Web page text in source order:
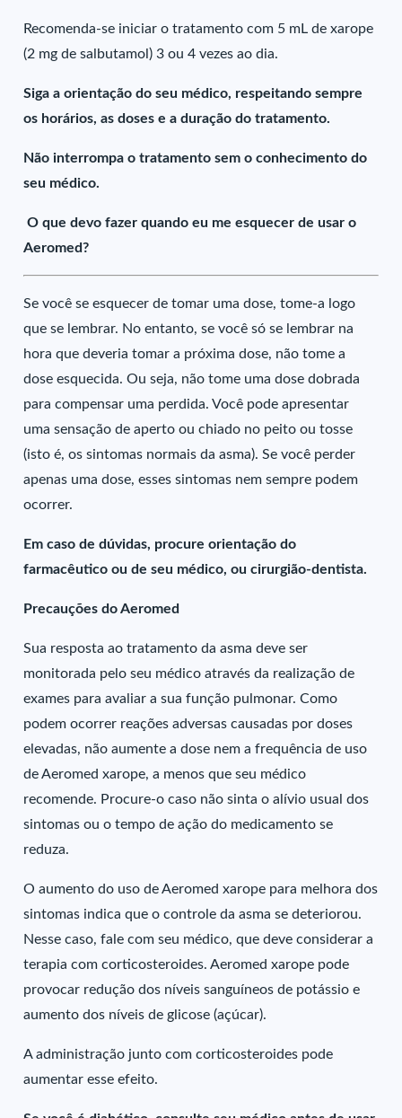
Recomenda-se iniciar o tratamento com 5 mL de xarope
(2 mg de salbutamol) 3 ou 4 vezes ao dia.
Siga a orientação do seu médico, respeitando sempre
os horários, as doses e a duração do tratamento.
Não interrompa o tratamento sem o conhecimento do
seu médico.
O que devo fazer quando eu me esquecer de usar o
Aeromed?
Se você se esquecer de tomar uma dose, tome-a logo
que se lembrar. No entanto, se você só se lembrar na
hora que deveria tomar a próxima dose, não tome a
dose esquecida. Ou seja, não tome uma dose dobrada
para compensar uma perdida. Você pode apresentar
uma sensação de aperto ou chiado no peito ou tosse
(isto é, os sintomas normais da asma). Se você perder
apenas uma dose, esses sintomas nem sempre podem
ocorrer.
Em caso de dúvidas, procure orientação do
farmacêutico ou de seu médico, ou cirurgião-dentista.
Precauções do Aeromed
Sua resposta ao tratamento da asma deve ser
monitorada pelo seu médico através da realização de
exames para avaliar a sua função pulmonar. Como
podem ocorrer reações adversas causadas por doses
elevadas, não aumente a dose nem a frequência de uso
de Aeromed xarope, a menos que seu médico
recomende. Procure-o caso não sinta o alívio usual dos
sintomas ou o tempo de ação do medicamento se
reduza.
O aumento do uso de Aeromed xarope para melhora dos
sintomas indica que o controle da asma se deteriorou.
Nesse caso, fale com seu médico, que deve considerar a
terapia com corticosteroides. Aeromed xarope pode
provocar redução dos níveis sanguíneos de potássio e
aumento dos níveis de glicose (açúcar).
A administração junto com corticosteroides pode
aumentar esse efeito.